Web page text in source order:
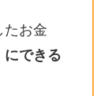
たお金
にできる